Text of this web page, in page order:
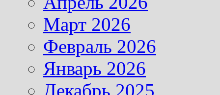
Март 2026
Февраль 2026
Январь 2026
Декабрь 2025